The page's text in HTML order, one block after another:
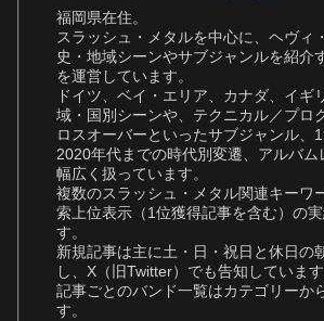
福岡県在住。
スラッシュ・メタルを中心に、ヘヴィ
史・地域シーンやサブジャンルを紹介
を運営しています。
ドイツ、ベイ・エリア、カナダ、イギ
域・国別シーンや、テクニカル／プロ
ロスオーバーといったサブジャンル、
2020年代までの時代別変遷、アルバム
幅広く扱っています。
複数のスラッシュ・メタル関連キーワ
索上位表示（1位獲得記事を含む）の
す。
新規記事は主に土・日・祝日と休日の
し、X（旧Twitter）でも告知しています
記事ごとのバンド一覧はカテゴリーか
す。